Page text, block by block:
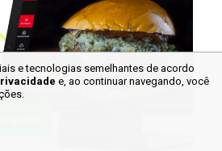
e tecnologias semelhantes de acordo
e, ao continuarnavegando, você